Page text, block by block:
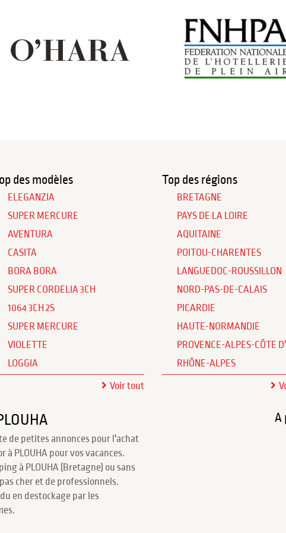
des modèles
ELEGANZIA
SUPER MERCURE
AVENTURA
CASITA
BORA BORA
SUPER CORDELIA 3CH
1064 3CH 2S
SUPER MERCURE
VIOLETTE
LOGGIA
Voir tout
Top des régions
BRETAGNE
PAYS DE LA LOIRE
AQUITAINE
POITOU-CHARENTES
LANGUEDOC-ROUSSILLON
NORD-PAS-DE-CALAIS
PICARDIE
HAUTE-NORMANDIE
PROVENCE-ALPES-CÔTE
RHÔNE-ALPES
de petites annonces pour l'achat
à PLOUHA pour vos vacances.
à PLOUHA (Bretagne) ou sans
cher et de professionnels.
en destockage par les
A